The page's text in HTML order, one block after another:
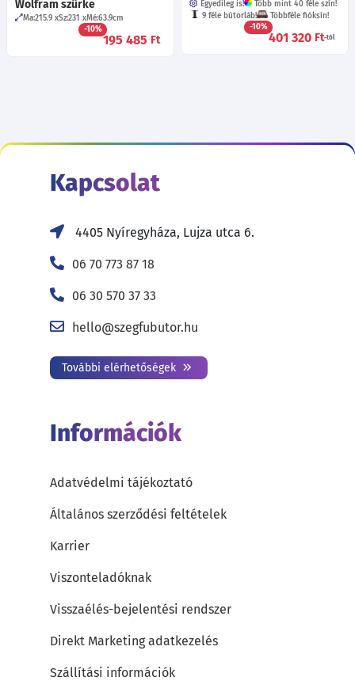
Egyedileg is!
Több mint 40 féle szín!
9 féle bútorláb!
Többféle fióksín!
-10%
401 320 Ft-tól
Wolfram szürke
Ma:215.9 Sz:231 Mé:63.9cm
-10%
195 485 Ft
Kapcsolat
4405 Nyíregyháza, Lujza utca 6.
06 70 773 87 18
06 30 570 37 33
hello@szegfubutor.hu
További elérhetőségek
Információk
Adatvédelmi tájékoztató
Általános szerződési feltételek
Karrier
Viszonteladóknak
Visszaélés-bejelentési rendszer
Direkt Marketing adatkezelés
Szállítási információk